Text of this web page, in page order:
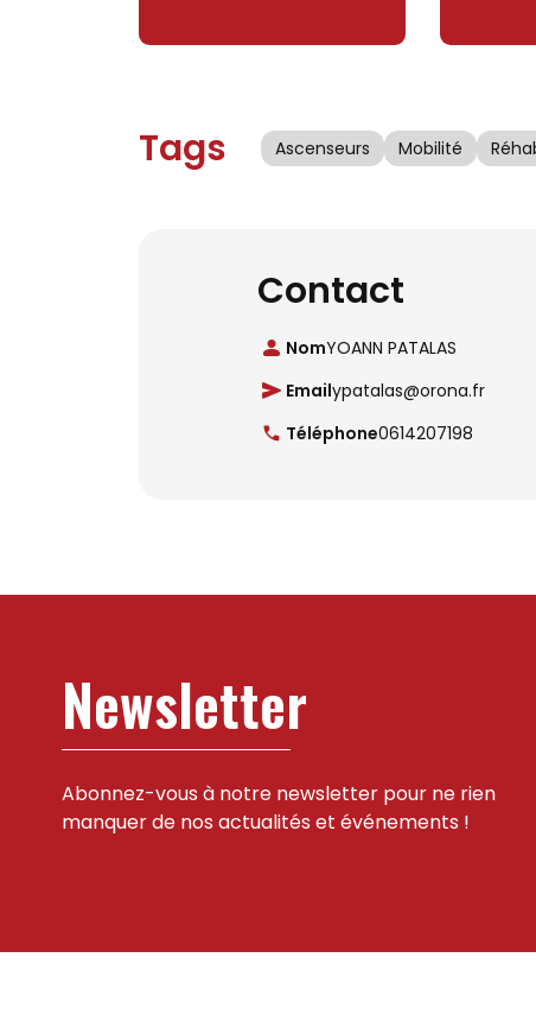
Tags Ascenseurs Mobilité
Contact
NomYOANN PATALAS
Emailypatalas@orona.fr
Téléphone0614207198
Newsletter
Abonnez-vous à notre newsletter pour ne rien
manquer de nos actualités et événements !